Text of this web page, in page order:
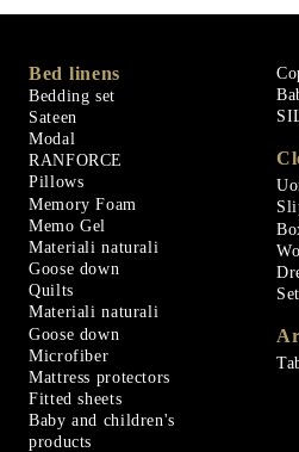
Bed linens
Bedding set
Sateen
Modal
RANFORCE
Pillows
Memory Foam
Memo Gel
Materiali naturali
Goose down
Quilts
Materiali naturali
Goose down
Microfiber
Mattress protectors
Fitted sheets
Baby and children's
products
Set